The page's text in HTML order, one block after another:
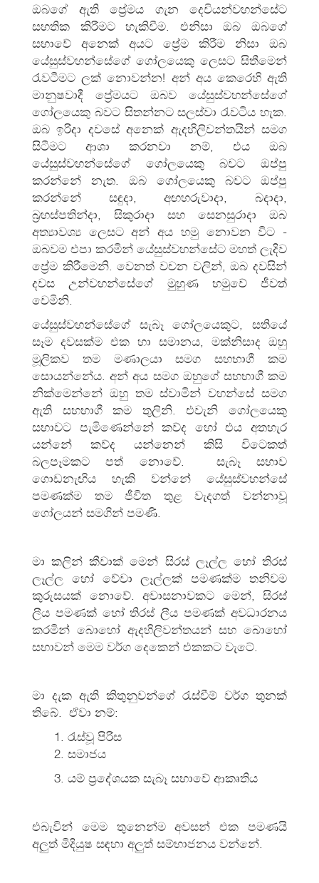
ඔබගේ ඇති ප්‍රේමය ගැන දෙවියන්වහන්සේට
සහතික කිරීමට හැකිවීම. එනිසා ඔබ ඔබගේ
සභාවේ අනෙක් අයට ප්‍රේම කිරීම නිසා ඔබ
යේසුස්වහන්සේගේ ගෝලයෙකු ලෙසට සිතීමෙන්
රැවටීමට ලක් නොවන්න! අන් අය කෙරෙහි ඇති
මානුෂවාදී ප්‍රේමයට ඔබව යේසුස්වහන්සේගේ
ගෝලයෙකු බවට සිතන්නට සලස්වා රැවටිය හැක.
ඔබ ඉරිදා දවසේ අනෙක් ඇදහිලිවන්තයින් සමග
සිටීමට ආශා කරනවා නම්, එය ඔබ
යේසුස්වහන්සේගේ ගෝලයෙකු බවට ඔප්පු
කරන්නේ නැත. ඔබ ගෝලයෙකු බවට ඔප්පු
කරන්නේ සඳුදා, අඟහරුවාදා, බදාදා,
බ්‍රහස්පතින්දා, සිකුරාදා සහ සෙනසුරාදා ඔබ
අත්‍යාවශ්‍ය ලෙසට අන් අය හමු නොවන විට -
ඔබවම එපා කරමින් යේසුස්වහන්සේට මහත් ලැදිව
ප්‍රේම කිරීමෙනි. වෙනත් වචන වලින්, ඔබ දවසින්
දවස උන්වහන්සේගේ මුහුණ හමුවේ ජීවත්
වෙමිනි.
යේසුස්වහන්සේගේ සැබෑ ගෝලයෙකුට, සතියේ
සෑම දවසක්ම එක හා සමානය, මක්නිසාද ඔහු
මූලිකව තම මණාලයා සමග සහභාගී කම
සොයන්නේය. අන් අය සමග ඔහුගේ සහභාගී කම
නික්මෙන්නේ ඔහු තම ස්වාමින් වහන්සේ සමග
ඇති සහභාගී කම තුලිනි. එවැනි ගෝලයෙකු
සභාවට පැමිණෙන්නේ කව්ද හෝ එය අතහැර
යන්නේ කව්ද යන්නෙන් කිසි විටෙකත්
බලපෑමකට පත් නොවේ. සැබෑ සභාව
ගොඩනැඟිය හැකි වන්නේ යේසුස්වහන්සේ
පමණක්ම තම ජීවිත තුළ වැදගත් වන්නාවූ
ගෝලයන් සමගින් පමණි.
මා කලින් කීවාක් මෙන් සිරස් ලෑල්ල හෝ තිරස්
ලෑල්ල හෝ වේවා ලෑල්ලක් පමණක්ම තනිවම
කුරුසයක් නොවේ. අවාසනාවකට මෙන්, සිරස්
ලීය පමණක් හෝ තිරස් ලීය පමණක් අවධාරනය
කරමින් බොහෝ ඇදහිලිවන්තයන් සහ බොහෝ
සභාවන් මෙම වර්ග දෙකෙන් එකකට වැටේ.
මා දැක ඇති කිතුනුවන්ගේ රැස්වීම් වර්ග තුනක්
තිබේ. ඒවා නම්:
රැස්වූ පිරිස
සමාජය
යම් ප්‍රදේශයක සැබෑ සභාවේ ආකෘතිය
එබැවින් මෙම තුනෙන්ම අවසන් එක පමණයි
අලුත් මිදියුෂ සඳහා අලුත් සම්භාජනය වන්නේ.